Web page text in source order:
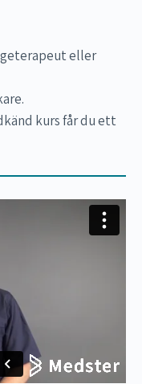
eller
kurs får du ett